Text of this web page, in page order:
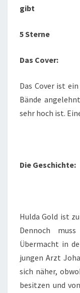
gibt
5 Sterne
Das Cover:
Das Cover ist
Bände
sehr hoch ist.
Die Geschichte:
Hulda Gold ist
Dennoch
Übermacht in
jungen Arzt
sich näher,
besitzen und